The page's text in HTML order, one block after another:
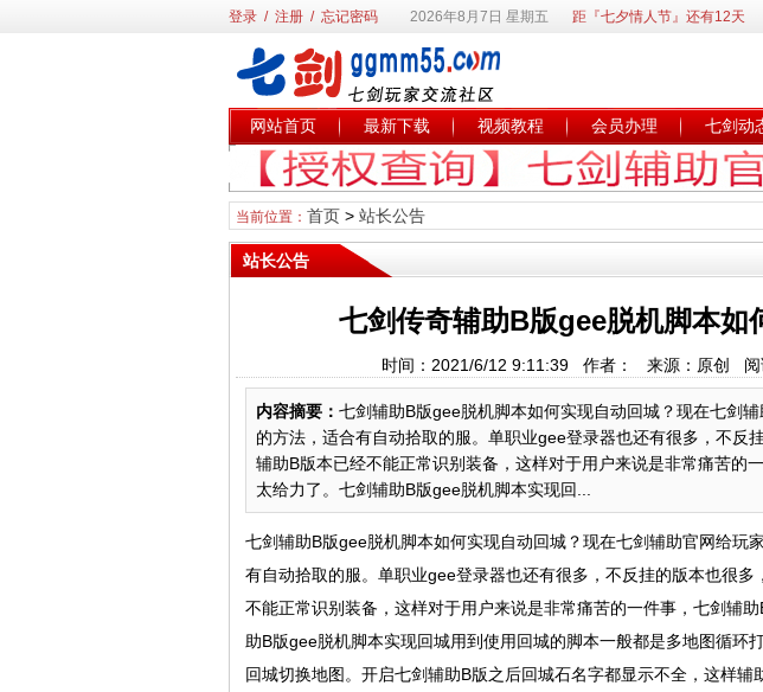
登录/ 注册/ 忘记密码 2026年8月7日 星期五 距『七夕情人节』还有12天
网站首页 最新下载 视频教程 会员办理 七剑动
当前位置： 首页> 站长公告
站长公告
七剑传奇辅助B版gee脱机脚本如
时间：2021/6/12 9:11:39 作者： 来源：原创 阅
内容摘要： 七剑辅助B版gee脱机脚本如何实现自动回城？现在七剑
的方法，适合有自动拾取的服。单职业gee登录器也还有很多，不反
辅助B版本已经不能正常识别装备，这样对于用户来说是非常痛苦的
太给力了。七剑辅助B版gee脱机脚本实现回...
七剑辅助B版gee脱机脚本如何实现自动回城？现在七剑辅助官网给玩
有自动拾取的服。单职业gee登录器也还有很多，不反挂的版本也很
不能正常识别装备，这样对于用户来说是非常痛苦的一件事，七剑辅
助B版gee脱机脚本实现回城用到使用回城的脚本一般都是多地图循环
回城切换地图。开启七剑辅助B版之后回城石名字都显示不全，这样